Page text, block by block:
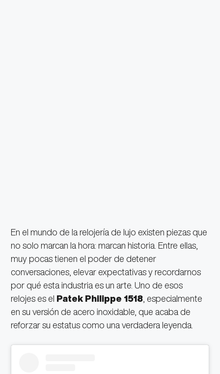
En el mundo de la relojería de lujo existen piezas que
no solo marcan la hora: marcan historia. Entre ellas,
muy pocas tienen el poder de detener
conversaciones, elevar expectativas y recordarnos
por qué esta industria es un arte. Uno de esos
relojes es el Patek Philippe 1518 , especialmente
en su versión de acero inoxidable, que acaba de
reforzar su estatus como una verdadera leyenda.